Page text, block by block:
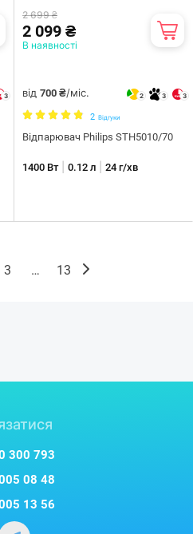
3
2 699 ₴
2 099 ₴
В наявності
від 700 ₴/міс. 2 3 3
2 Відгуки
Відпарювач Philips STH5010/70
1400 Вт| 0.12 л 24 г/хв
3 … 13
300 793
08 48
13 56